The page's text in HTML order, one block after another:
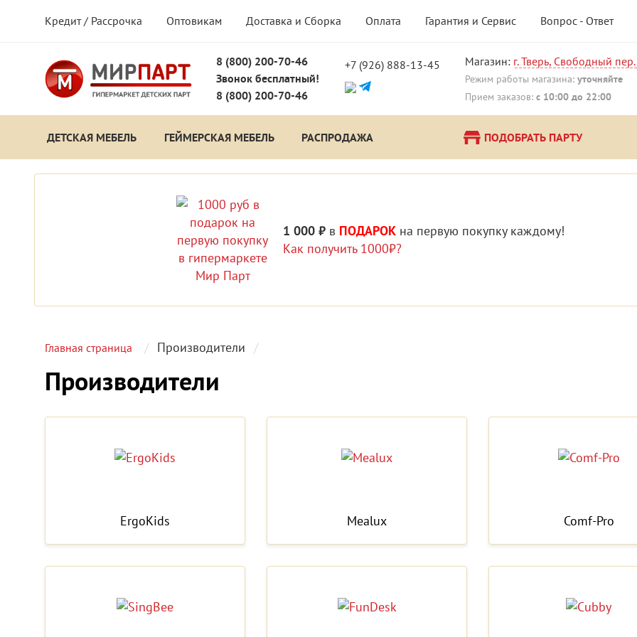
Кредит / Рассрочка Оптовикам Доставка и Сборка Оплата Гарантия и Сервис Вопрос - Ответ
8 (800) 200-70-46
Звонок бесплатный!
8 (800) 200-70-46
+7 (926) 888-13-45 Магазин: г. Тверь, Свободный
Режим работы магазина: уточняйте
Прием заказов: с 10:00 до 22:00
ДЕТСКАЯ МЕБЕЛЬ ГЕЙМЕРСКАЯ МЕБЕЛЬ РАСПРОДАЖА ПОДОБРАТЬ ПАРТУ
1 000 ₽ в ПОДАРОК на первую покупку каждому!
Как получить 1000₽?
Главная страница Производители
Производители
ErgoKids Mealux Comf-Pro